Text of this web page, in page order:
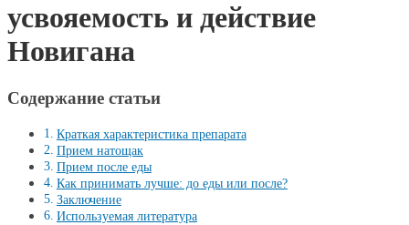
усвояемость и действие
Новигана
Содержание статьи
Краткая характеристика препарата
Прием натощак
Прием после еды
Как принимать лучше: до еды или после?
Заключение
Используемая литература